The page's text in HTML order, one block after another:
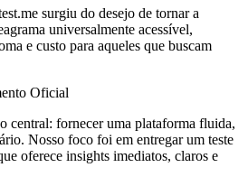
surgiu do desejo de tornar a
universalmente acessível,
e custo para aqueles que buscam
Oficial
central: fornecer uma plataforma fluida,
Nosso foco foi em entregar um teste
oferece insights imediatos, claros e